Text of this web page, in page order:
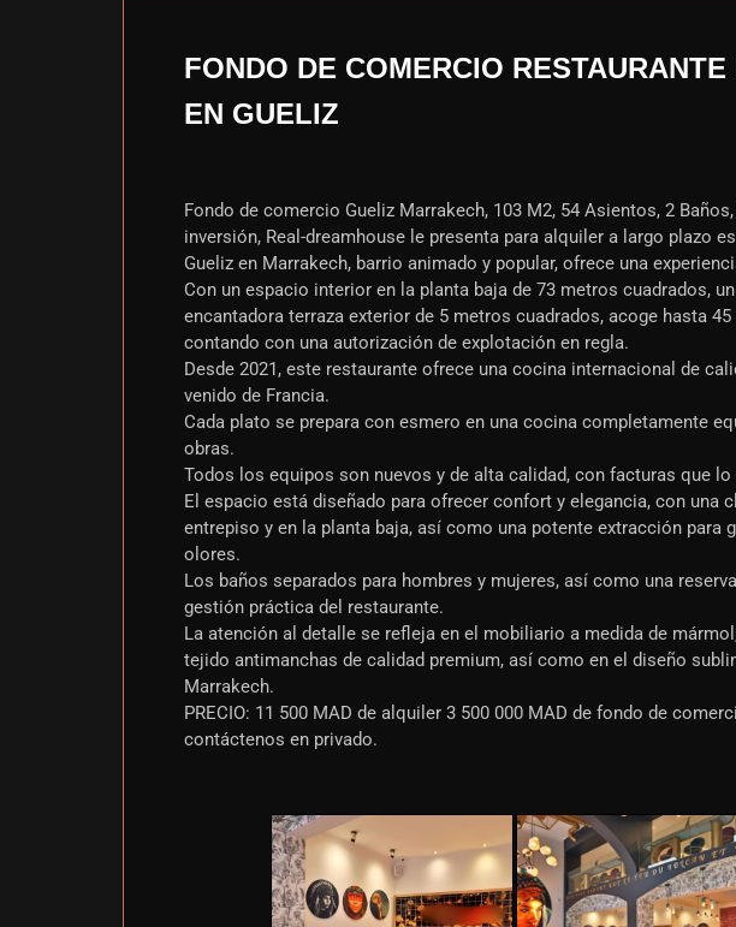
FONDO DE COMERCIO
EN GUELIZ
Fondo de comercio Gueliz Marrakech, 103 M2, 54 Asientos, 2
inversión, Real-dreamhouse le presenta para alquiler a largo plazo
Gueliz en Marrakech, barrio animado y popular, ofrece una
Con un espacio interior en la planta baja de 73 metros cuadrados,
encantadora terraza exterior de 5 metros cuadrados, acoge hasta
contando con una autorización de explotación en regla.
Desde 2021, este restaurante ofrece una cocina internacional de
venido de Francia.
Cada plato se prepara con esmero en una cocina completamente
obras.
Todos los equipos son nuevos y de alta calidad, con facturas que lo
El espacio está diseñado para ofrecer confort y elegancia, con una
entrepiso y en la planta baja, así como una potente extracción para
olores.
Los baños separados para hombres y mujeres, así como una
gestión práctica del restaurante.
La atención al detalle se refleja en el mobiliario a medida de
tejido antimanchas de calidad premium, así como en el diseño
Marrakech.
PRECIO: 11 500 MAD de alquiler 3 500 000 MAD de fondo de
contáctenos en privado.